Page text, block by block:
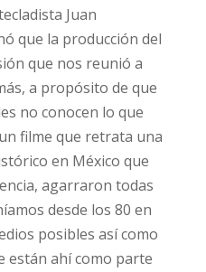
Juan
que la producción del
que nos reunió a
a propósito de que
no conocen lo que
filme que retrata una
en México que
agarraron todas
desde los 80 en
posibles así como
están ahí como parte